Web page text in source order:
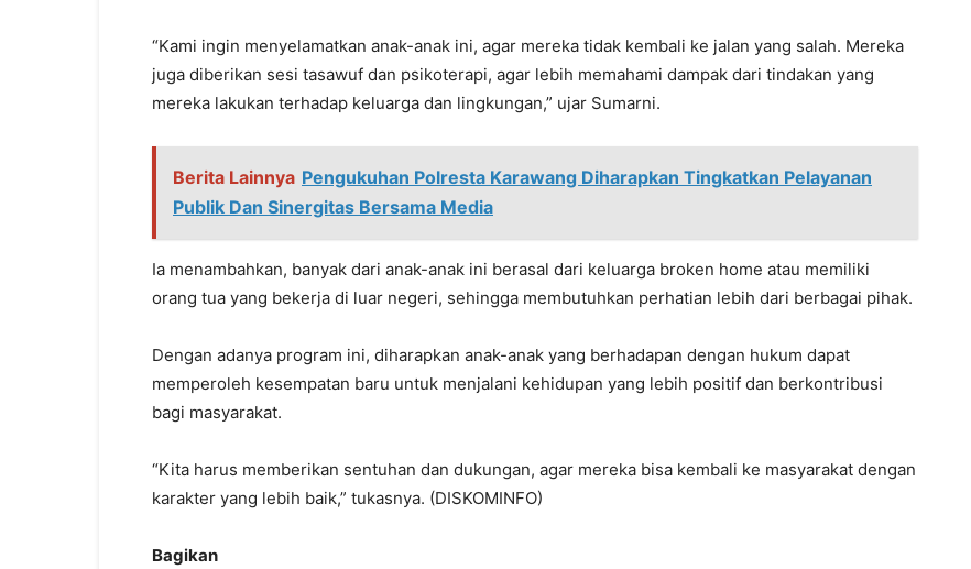
“Kami ingin menyelamatkan anak-anak ini, agar mereka tidak kembali ke jalan yang salah. Mereka
juga diberikan sesi tasawuf dan psikoterapi, agar lebih memahami dampak dari tindakan yang
mereka lakukan terhadap keluarga dan lingkungan,” ujar Sumarni.
Berita Lainnya Pengukuhan Polresta Karawang Diharapkan Tingkatkan Pelayanan
Publik Dan Sinergitas Bersama Media
Ia menambahkan, banyak dari anak-anak ini berasal dari keluarga broken home atau memiliki
orang tua yang bekerja di luar negeri, sehingga membutuhkan perhatian lebih dari berbagai pihak.
Dengan adanya program ini, diharapkan anak-anak yang berhadapan dengan hukum dapat
memperoleh kesempatan baru untuk menjalani kehidupan yang lebih positif dan berkontribusi
bagi masyarakat.
“Kita harus memberikan sentuhan dan dukungan, agar mereka bisa kembali ke masyarakat dengan
karakter yang lebih baik,” tukasnya. (DISKOMINFO)
Bagikan